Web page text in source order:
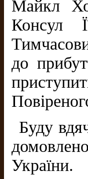
Майкл
Консул
до
Буду
України.